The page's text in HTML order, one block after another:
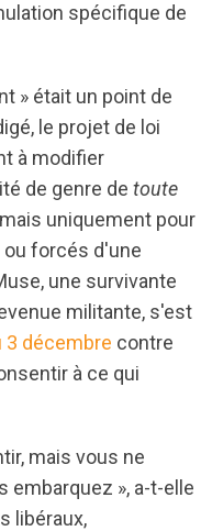
spécifique de
» était un point de
le projet de loi
à modifier
de genre de toute
uniquement pour
forcés d'une
une survivante
militante, s'est
3 décembre contre
à ce qui
mais vous ne
embarquez », a-t-elle
libéraux,